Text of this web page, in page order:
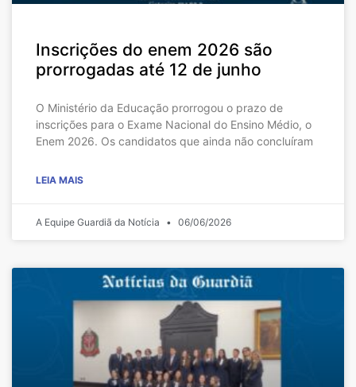
Inscrições do enem 2026 são
prorrogadas até 12 de junho
O Ministério da Educação prorrogou o prazo de
inscrições para o Exame Nacional do Ensino Médio, o
Enem 2026. Os candidatos que ainda não concluíram
LEIA MAIS
A Equipe Guardiã da Notícia 06/06/2026